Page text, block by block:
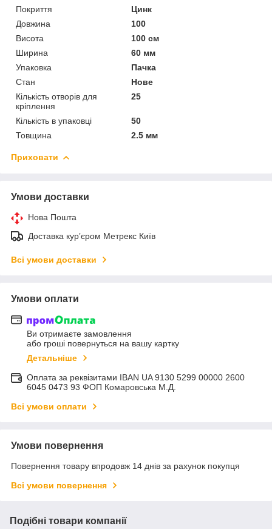
Покриття
Цинк
Довжина
100
Висота
100 см
Ширина
60 мм
Упаковка
Пачка
Стан
Нове
Кількість отворів для
кріплення
25
Кількість в упаковці
50
Товщина
2.5 мм
Приховати
Умови доставки
Нова Пошта
Доставка курʼєром Метрекс Київ
Всі умови доставки
Умови оплати
Ви отримаєте замовлення
або гроші повернуться на вашу картку
Детальніше
Оплата за реквізитами IBAN UA 9130 5299 00000 2600
6045 0473 93 ФОП Комаровська М.Д.
Всі умови оплати
Умови повернення
Повернення товару впродовж 14 днів за рахунок покупця
Всі умови повернення
Подібні товари компанії